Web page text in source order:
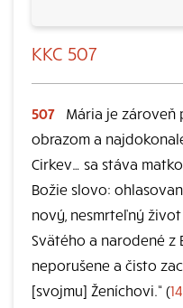
KKC 507
507
Mária je zároveň
obrazom a
Cirkev… sa stáva
Božie slovo:
nový, nesmrteľný
Svätého a narodené z
neporušene a čisto
[svojmu] Ženíchovi.“ (